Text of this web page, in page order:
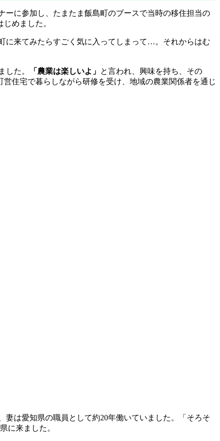
に参加し、たまたま飯島町のブースで当時の移住担当の
めました。
に来てみたらすごく気に入ってしまって…。それからはむ
した。 「農業は楽しいよ」 と言われ、興味を持ち、その
住宅で暮らしながら研修を受け、地域の農業関係者を通じ
は愛知県の職員として約20年働いていました。「そろそ
に来ました。